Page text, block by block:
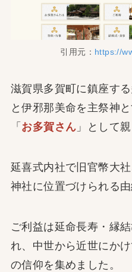
引用元： https://
滋賀県多賀町に鎮座す
と伊邪那美命を主祭神
「 お多賀さん 」として
延喜式内社で旧官幣大
神社に位置づけられる
ご利益は延命長寿・縁
れ、中世から近世にか
の信仰を集めました。